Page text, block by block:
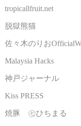
tropicallfruit.net
脱獄熊猫
佐々木のりお
Malaysia Hacks
神戸ジャーナル
Kiss PRESS
焼豚 ㊆ひちまる